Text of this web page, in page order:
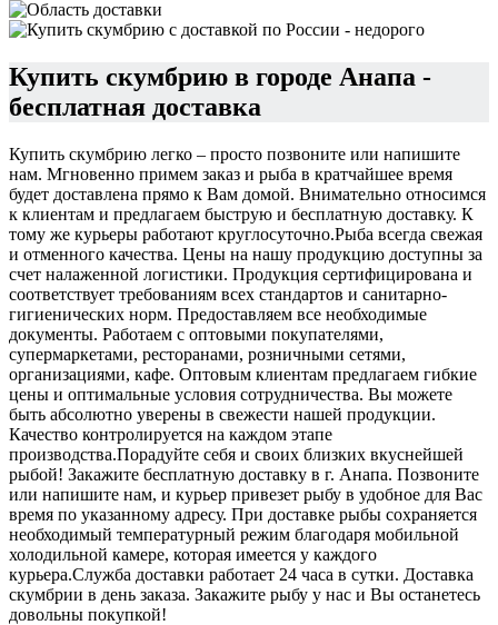
Купить скумбрию в городе Анапа -
бесплатная доставка
Купить скумбрию легко – просто позвоните или напишите
нам. Мгновенно примем заказ и рыба в кратчайшее время
будет доставлена прямо к Вам домой. Внимательно относимся
к клиентам и предлагаем быструю и бесплатную доставку. К
тому же курьеры работают круглосуточно.Рыба всегда свежая
и отменного качества. Цены на нашу продукцию доступны за
счет налаженной логистики. Продукция сертифицирована и
соответствует требованиям всех стандартов и санитарно-
гигиенических норм. Предоставляем все необходимые
документы. Работаем с оптовыми покупателями,
супермаркетами, ресторанами, розничными сетями,
организациями, кафе. Оптовым клиентам предлагаем гибкие
цены и оптимальные условия сотрудничества. Вы можете
быть абсолютно уверены в свежести нашей продукции.
Качество контролируется на каждом этапе
производства.Порадуйте себя и своих близких вкуснейшей
рыбой! Закажите бесплатную доставку в г. Анапа. Позвоните
или напишите нам, и курьер привезет рыбу в удобное для Вас
время по указанному адресу. При доставке рыбы сохраняется
необходимый температурный режим благодаря мобильной
холодильной камере, которая имеется у каждого
курьера.Служба доставки работает 24 часа в сутки. Доставка
скумбрии в день заказа. Закажите рыбу у нас и Вы останетесь
довольны покупкой!